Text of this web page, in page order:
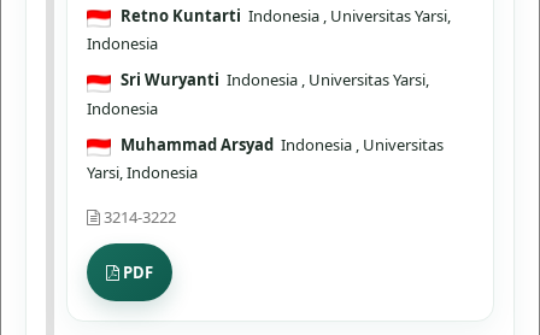
Retno Kuntarti Indonesia , Universitas Yarsi,
Indonesia
Sri Wuryanti Indonesia , Universitas Yarsi,
Indonesia
Muhammad Arsyad Indonesia , Universitas
Yarsi, Indonesia
3214-3222
PDF